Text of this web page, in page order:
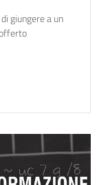
giungere a un